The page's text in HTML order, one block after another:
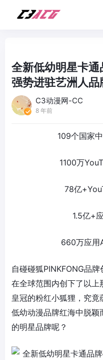
全新低幼明星卡
强势进驻艺洲人品
C3动漫网-CC
8 年前
109个国家
1100万
78亿
1.5亿+
660万应用
自碰碰狐PINKFONG品牌
在全球范围内创下了以上
皇冠的粉红小狐狸，究竟
低幼动漫品牌红海中脱颖
的明星品牌呢？